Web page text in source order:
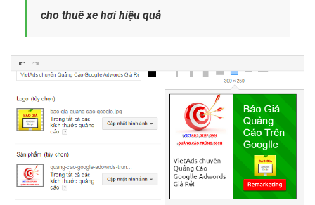
cho thuê xe hơi hiệu quả